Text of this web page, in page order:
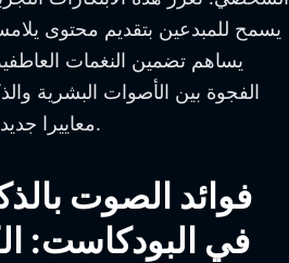
يسمح للمبدعين بتقديم محتوى
يساهم تضمين النغمات
الفجوة بين الأصوات البشرية
معاييرا جديدة لجودة المحتوى الصوتي.
فوائد الصوت
في البودكاست: